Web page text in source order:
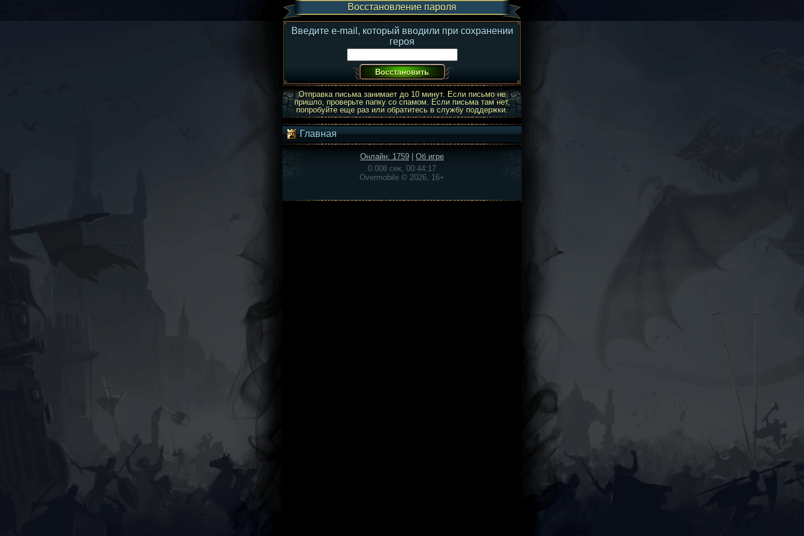
Восстановление пароля
Введите e-mail, который вводили при сохранении
героя
Отправка письма занимает до 10 минут. Если письмо не
пришло, проверьте папку со спамом. Если письма там нет,
попробуйте еще раз или обратитесь в службу поддержки.
Главная
Онлайн: 1759
Об игре
0.008 сек, 00:44:17
Overmobile © 2026, 16+